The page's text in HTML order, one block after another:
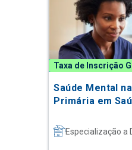
Taxa de Inscrição
Saúde Mental
Primária em
Especialização a